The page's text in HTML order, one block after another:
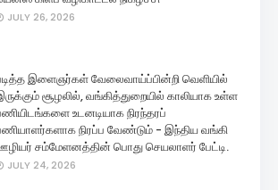
JULY 26, 2026
இளைஞர்கள் வேலைவாய்ப்பின்றி வெளியில்
சூழலில், வங்கித்துறையில் காலியாக உள்ள
உடனடியாக நிரந்தரப்
நிரப்ப வேண்டும் - இந்திய வங்கி
சம்மேளனத்தின் பொது செயலாளர் பேட்டி.
JULY 24, 2026